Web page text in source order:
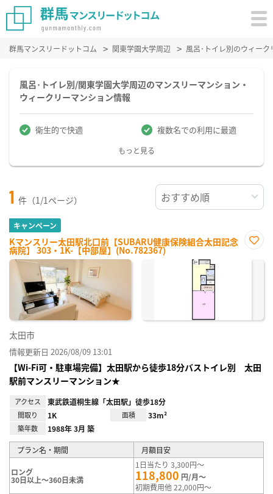
群馬マンスリードットコム 関東学園大学周辺 風呂･トイレ別のウィー
風呂･トイレ別/関東学園大学周辺のマンスリーマンション・
ウィークリーマンション情報
衛生的で快適 複数名での利用に最適
もっと見る
1 件（1/1ページ）
キャンペーン
Kマンスリー太田駅北口前【SUBARU健康保険組合太田記念
病院】 303・1K-【中部屋】(No.782367)
に入
太田市
情報更新日 2026/08/09 13:01
【Wi-Fi可・駐車場完備】太田駅から徒歩18分バストイレ別 太田
駅前マンスリーマンション★
アクセス 東武鉄道桐生線「太田駅」徒歩18分
間取り 1K 面積 33m²
築年数 1988年 3月 築
プラン名・期間 月額目安
ロング
30日以上～360日未満
1日当たり 3,300円～
118,800 円/月～
初期費用他 22,000円～